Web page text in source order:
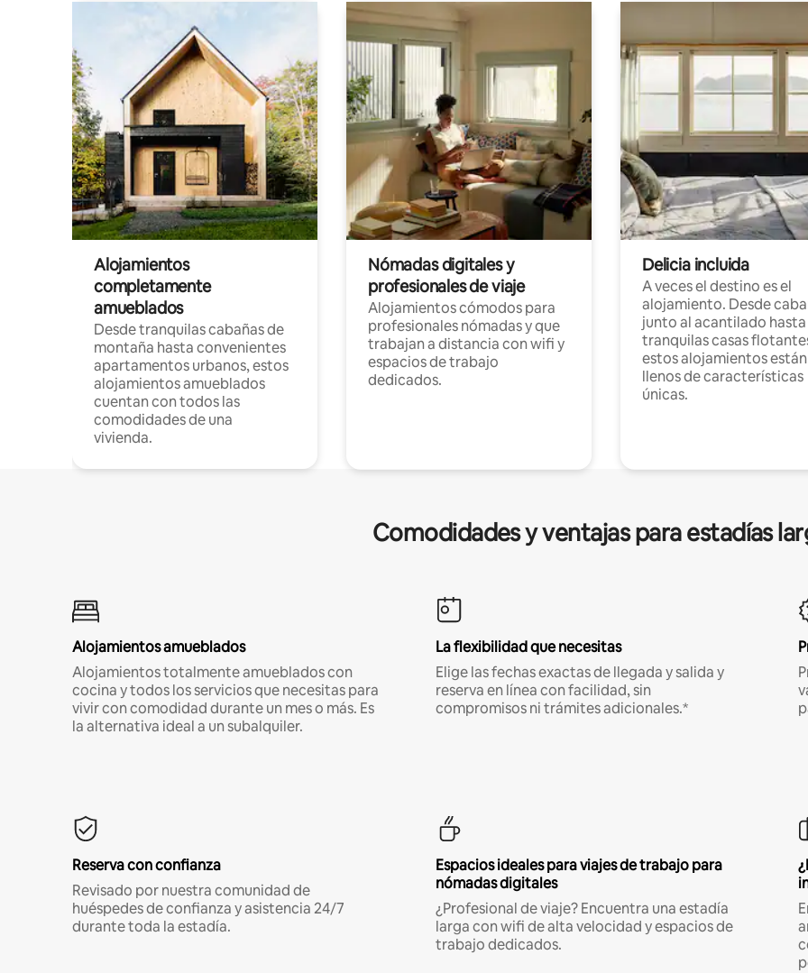
Alojamientos
completamente
amueblados
Desde tranquilas cabañas de
montaña hasta convenientes
apartamentos urbanos, estos
alojamientos amueblados
cuentan con todos las
comodidades de una
vivienda.
Nómadas digitales y
profesionales de viaje
Alojamientos cómodos para
profesionales nómadas y que
trabajan a distancia con wifi y
espacios de trabajo
dedicados.
Delicia incluida
A veces el destino es el
alojamiento. Desde
junto al acantilado hasta
tranquilas casas
estos alojamientos están
llenos de características
únicas.
Comodidades y ventajas para estadías
Alojamientos amueblados
Alojamientos totalmente amueblados con
cocina y todos los servicios que necesitas para
vivir con comodidad durante un mes o más. Es
la alternativa ideal a un subalquiler.
La flexibilidad que necesitas
Elige las fechas exactas de llegada y salida y
reserva en línea con facilidad, sin
compromisos ni trámites adicionales.*
Reserva con confianza
Revisado por nuestra comunidad de
huéspedes de confianza y asistencia 24/7
durante toda la estadía.
Espacios ideales para viajes de trabajo para
nómadas digitales
¿Profesional de viaje? Encuentra una estadía
larga con wifi de alta velocidad y espacios de
trabajo dedicados.